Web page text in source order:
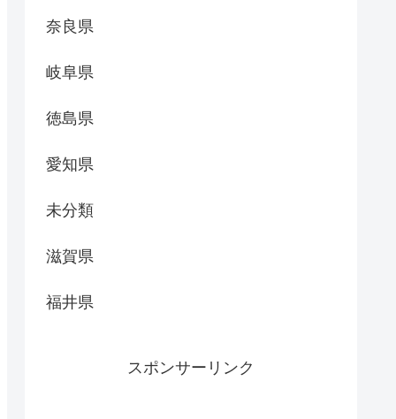
奈良県
岐阜県
徳島県
愛知県
未分類
滋賀県
福井県
スポンサーリンク